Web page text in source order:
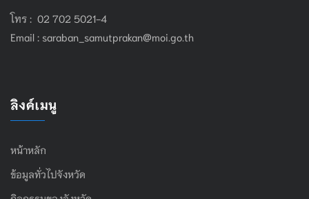
โทร : 02 702 5021-4
Email : saraban_samutprakan@moi.go.th
ลิงค์เมนู
หน้าหลัก
ข้อมูลทั่วไปจังหวัด